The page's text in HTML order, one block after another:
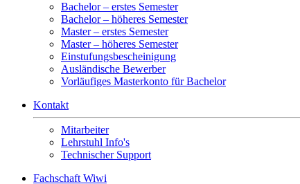
Bachelor – erstes Semester
Bachelor – höheres Semester
Master – erstes Semester
Master – höheres Semester
Einstufungsbescheinigung
Ausländische Bewerber
Vorläufiges Masterkonto für Bachelor
Kontakt
Mitarbeiter
Lehrstuhl Info's
Technischer Support
Fachschaft Wiwi